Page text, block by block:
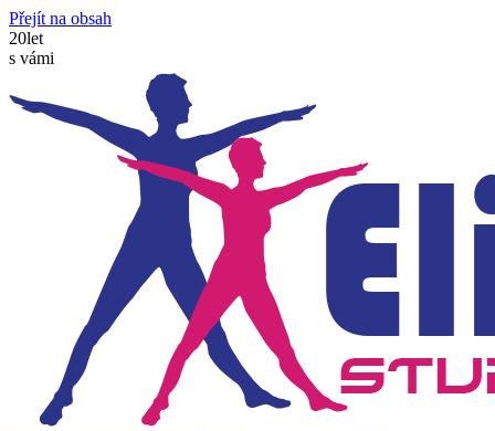
Přejít na obsah
20let
s vámi